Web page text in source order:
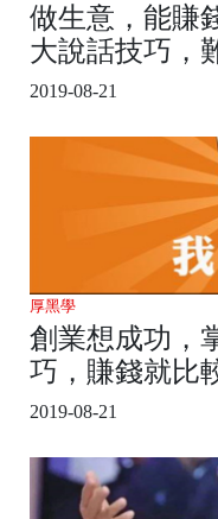
做生意，能賺
大說話技巧，
2019-08-21
厚黑學
創業想成功，
巧，賺錢就比
2019-08-21